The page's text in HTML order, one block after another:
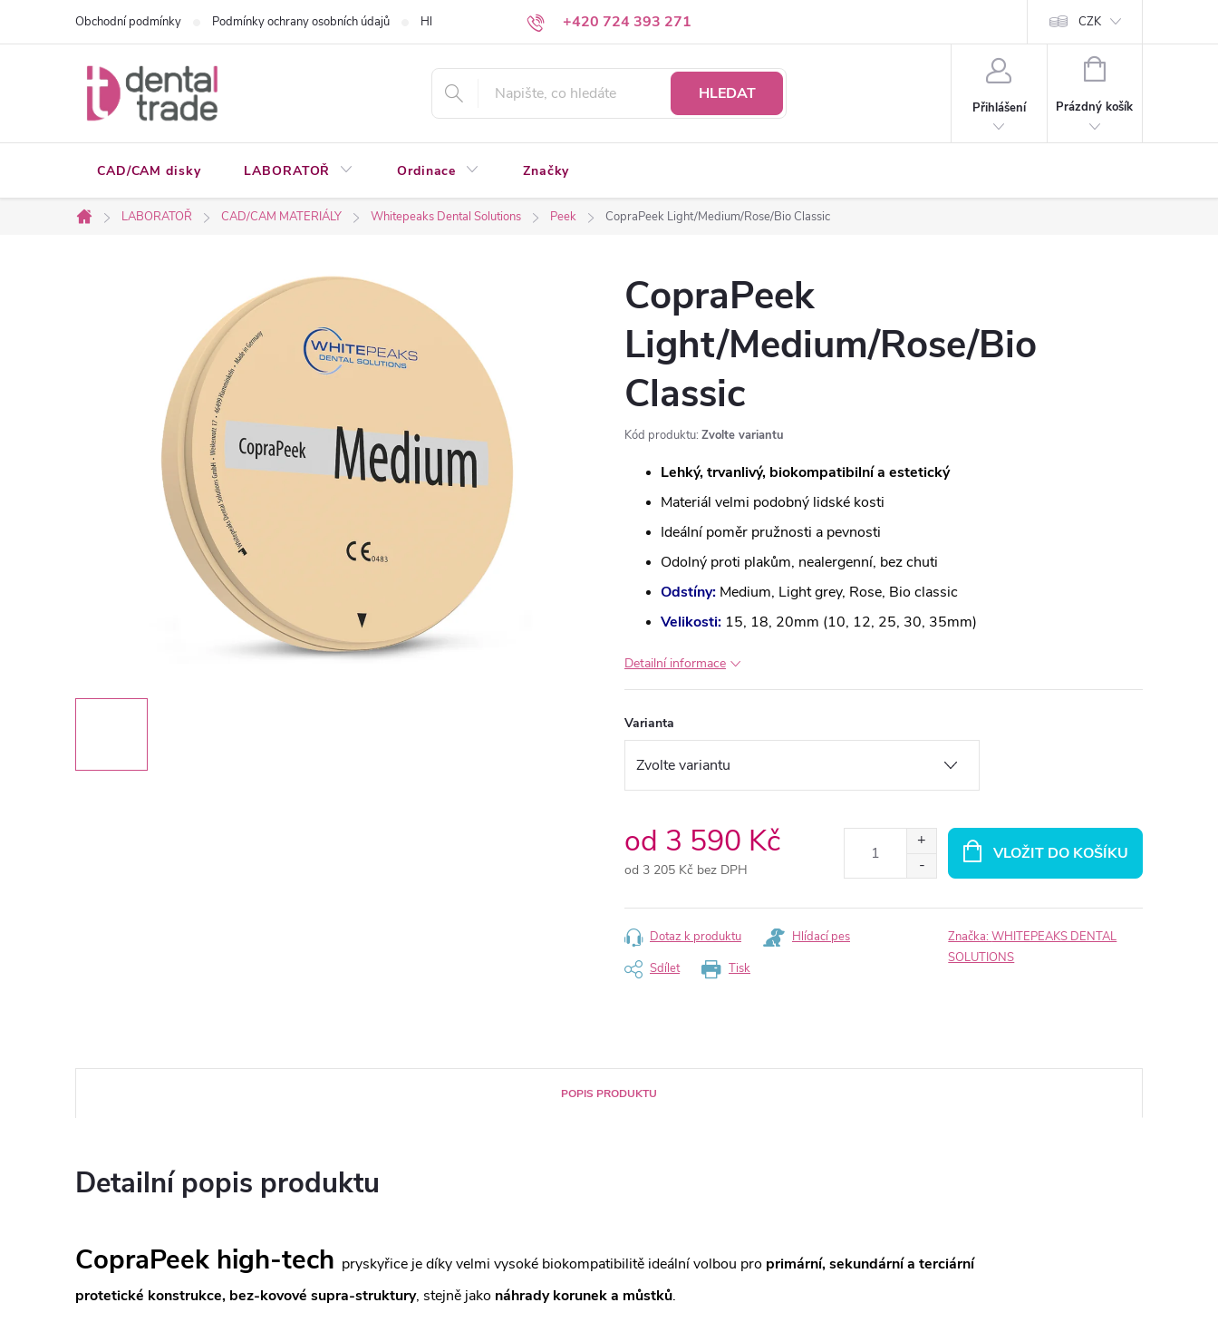
+420 724 393 271
Obchodní podmínky Podmínky ochrany osobních údajů Hledáte a nenacházíte? Napište nám CZK
HLEDAT
Přihlášení
NÁKUPNÍ
Prázdný košík
CAD/CAM disky LABORATOŘ Ordinace Značky
Domů
LABORATOŘ CAD/CAM MATERIÁLY Whitepeaks Dental Solutions Peek CopraPeek Light/Medium/Rose/Bio Classic
CopraPeek
Light/Medium/Rose/Bio
Classic
Kód produktu: Zvolte variantu
Lehký, trvanlivý, biokompatibilní a estetický
Materiál velmi podobný lidské kosti
Ideální poměr pružnosti a pevnosti
Odolný proti plakům, nealergenní, bez chuti
Odstíny: Medium, Light grey, Rose, Bio classic
Velikosti: 15, 18, 20mm (10, 12, 25, 30, 35mm)
Detailní informace
Varianta
od 3 590 Kč
od 3 205 Kč bez DPH
cena:
VLOŽIT DO KOŠÍKU
Tisk
Dotaz k produktu
Hlídací pes
Sdílet
Značka:WHITEPEAKS DENTAL
SOLUTIONS
POPIS PRODUKTU
Detailní popis produktu
CopraPeek high-tech pryskyřice je díky velmi vysoké biokompatibilitě ideální volbou pro primární, sekundární a terciární
protetické konstrukce, bez-kovové supra-struktury, stejně jako náhrady korunek a můstků.